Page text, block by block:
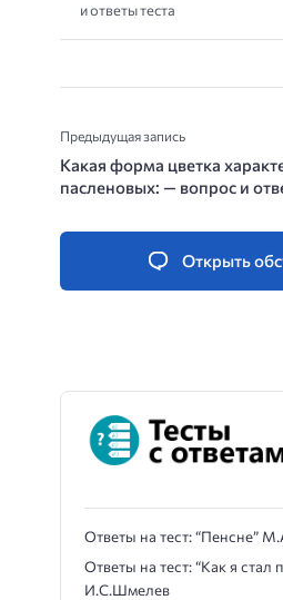
и ответы теста
Предыдущая запись
Какая форма цветка
пасленовых: — вопрос и
Открыть
Ответы на тест: “Пенсне”
Ответы на тест: “Как я стал
И.С.Шмелев